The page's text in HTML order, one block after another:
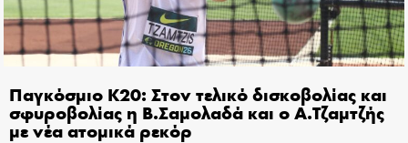
Παγκόσμιο Κ20: Στον τελικό δισκοβολίας και
σφυροβολίας η Β.Σαμολαδά και ο Α.Τζαμτζής
με νέα ατομικά ρεκόρ